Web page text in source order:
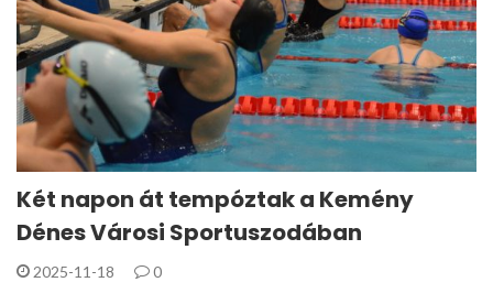
Két napon át tempóztak a Kemény
Dénes Városi Sportuszodában
2025-11-18 0